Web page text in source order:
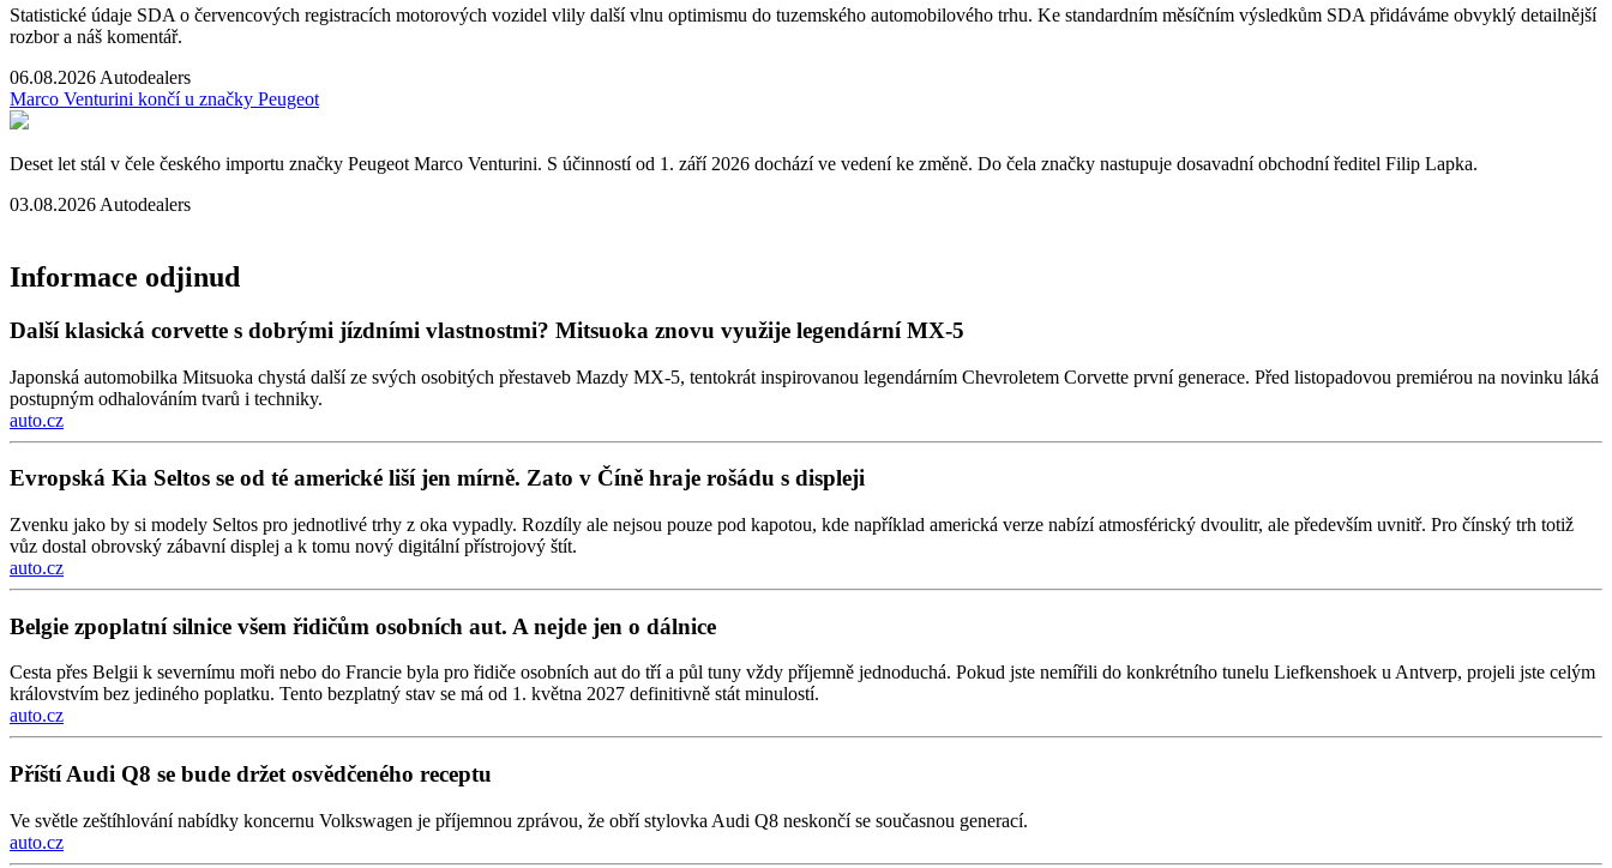
Statistické údaje SDA o červencových registracích motorových vozidel vlily další vlnu optimismu do tuzemského automobilového trhu. Ke standardním měsíčním výsledkům SDA přidáváme obvyklý detailnější
rozbor a náš komentář.
06.08.2026 Autodealers
Marco Venturini končí u značky Peugeot
Deset let stál v čele českého importu značky Peugeot Marco Venturini. S účinností od 1. září 2026 dochází ve vedení ke změně. Do čela značky nastupuje dosavadní obchodní ředitel Filip Lapka.
03.08.2026 Autodealers
Informace odjinud
Další klasická corvette s dobrými jízdními vlastnostmi? Mitsuoka znovu využije legendární MX-5
Japonská automobilka Mitsuoka chystá další ze svých osobitých přestaveb Mazdy MX-5, tentokrát inspirovanou legendárním Chevroletem Corvette první generace. Před listopadovou premiérou na novinku láká
postupným odhalováním tvarů i techniky.
auto.cz
Evropská Kia Seltos se od té americké liší jen mírně. Zato v Číně hraje rošádu s displeji
Zvenku jako by si modely Seltos pro jednotlivé trhy z oka vypadly. Rozdíly ale nejsou pouze pod kapotou, kde například americká verze nabízí atmosférický dvoulitr, ale především uvnitř. Pro čínský trh totiž
vůz dostal obrovský zábavní displej a k tomu nový digitální přístrojový štít.
auto.cz
Belgie zpoplatní silnice všem řidičům osobních aut. A nejde jen o dálnice
Cesta přes Belgii k severnímu moři nebo do Francie byla pro řidiče osobních aut do tří a půl tuny vždy příjemně jednoduchá. Pokud jste nemířili do konkrétního tunelu Liefkenshoek u Antverp, projeli jste celým
královstvím bez jediného poplatku. Tento bezplatný stav se má od 1. května 2027 definitivně stát minulostí.
auto.cz
Příští Audi Q8 se bude držet osvědčeného receptu
Ve světle zeštíhlování nabídky koncernu Volkswagen je příjemnou zprávou, že obří stylovka Audi Q8 neskončí se současnou generací.
auto.cz